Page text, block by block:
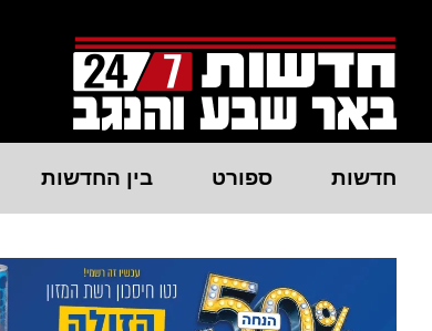
חדשות ספורט בין החדשות